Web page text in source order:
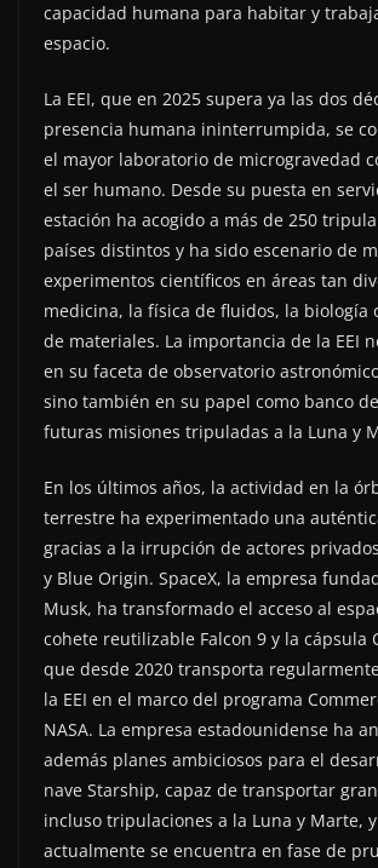
capacidad humana para habitar y
espacio.
La EEI, que en 2025 supera ya las dos
presencia humana ininterrumpida, se
el mayor laboratorio de microgravedad
el ser humano. Desde su puesta en
estación ha acogido a más de 250
países distintos y ha sido escenario de
experimentos científicos en áreas tan
medicina, la física de fluidos, la biología
de materiales. La importancia de la EEI
en su faceta de observatorio
sino también en su papel como banco
futuras misiones tripuladas a la Luna y
En los últimos años, la actividad en la
terrestre ha experimentado una
gracias a la irrupción de actores
y Blue Origin. SpaceX, la empresa
Musk, ha transformado el acceso al
cohete reutilizable Falcon 9 y la cápsula
que desde 2020 transporta
la EEI en el marco del programa
NASA. La empresa estadounidense ha
además planes ambiciosos para el
nave Starship, capaz de transportar
incluso tripulaciones a la Luna y Marte,
actualmente se encuentra en fase de